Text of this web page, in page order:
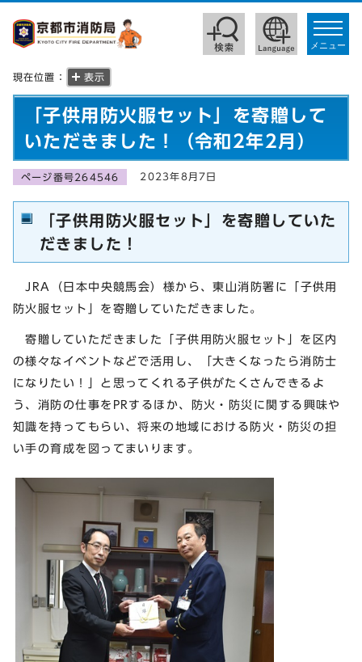
toggle
メニュー
現在位置： 表示
「子供用防火服セット」を寄贈して
いただきました！（令和2年2月）
ページ番号264546 2023年8月7日
「子供用防火服セット」を寄贈していた
だきました！
JRA（日本中央競馬会）様から、東山消防署に「子供用
防火服セット」を寄贈していただきました。
寄贈していただきました「子供用防火服セット」を区内
の様々なイベントなどで活用し、「大きくなったら消防士
になりたい！」と思ってくれる子供がたくさんできるよ
う、消防の仕事をPRするほか、防火・防災に関する興味や
知識を持ってもらい、将来の地域における防火・防災の担
い手の育成を図ってまいります。